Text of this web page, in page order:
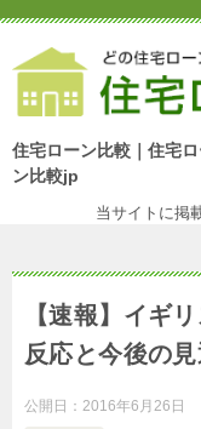
住宅ローン比較｜住宅
ン比較jp
当サイトに掲
【速報】イギ
反応と今後の
公開日： 2016年6月26日